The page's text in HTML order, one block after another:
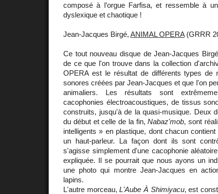
composé à l’orgue Farfisa, et ressemble à
dyslexique et chaotique !
Jean-Jacques Birgé, ANIMAL OPERA(GRRR
Ce tout nouveau disque de Jean-Jacques
de ce que l'on trouve dans la collection
OPERA est le résultat de différents types de
sonores créées par Jean-Jacques et que l'on
animaliers. Les résultats sont
cacophonies électroacoustiques, de tissus
construits, jusqu'à de la quasi-musique. Deux
du début et celle de la fin,Nabaz'mob, sont
intelligents » en plastique, dont chacun
un haut-parleur. La façon dont ils sont
s'agisse simplement d'une cacophonie
expliquée. Il se pourrait que nous ayons un
une photo qui montre Jean-Jacques en
lapins.
L'autre morceau,L'Aube À Shimiyacu, est